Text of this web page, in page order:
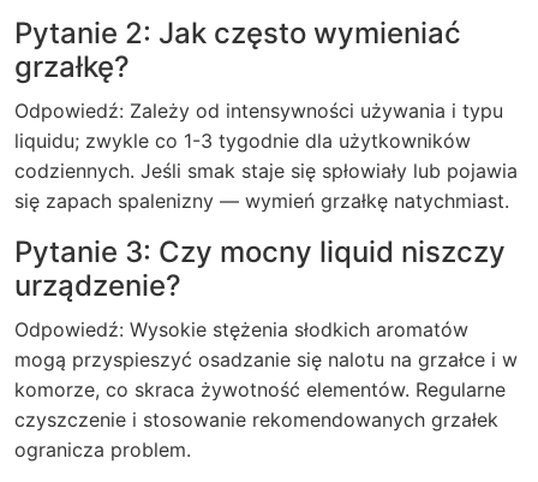
Pytanie 2: Jak często wymieniać
grzałkę?
Odpowiedź: Zależy od intensywności używania i typu
liquidu; zwykle co 1-3 tygodnie dla użytkowników
codziennych. Jeśli smak staje się spłowiały lub pojawia
się zapach spalenizny — wymień grzałkę natychmiast.
Pytanie 3: Czy mocny liquid niszczy
urządzenie?
Odpowiedź: Wysokie stężenia słodkich aromatów
mogą przyspieszyć osadzanie się nalotu na grzałce i w
komorze, co skraca żywotność elementów. Regularne
czyszczenie i stosowanie rekomendowanych grzałek
ogranicza problem.